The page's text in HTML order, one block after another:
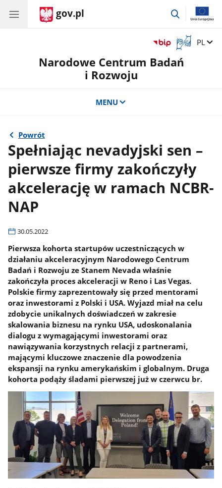
gov.pl
przejdź
Otwórz
okno
z
Zmień
PL
Narodowe Centrum Badań
i Rozwoju
MENU
Powrót
Spełniając nevadyjski sen –
pierwsze firmy zakończyły
akcelerację w ramach NCBR-
NAP
30.05.2022
Pierwsza kohorta startupów uczestniczących w
działaniu akceleracyjnym Narodowego Centrum
Badań i Rozwoju ze Stanem Nevada właśnie
zakończyła proces akceleracji w Reno i Las Vegas.
Polskie firmy zaprezentowały się przed mentorami
oraz inwestorami z Polski i USA. Wyjazd miał na celu
zdobycie unikalnych doświadczeń w zakresie
skalowania biznesu na rynku USA, udoskonalania
dialogu z wymagającymi inwestorami oraz
nawiązywania korzystnych relacji z partnerami,
mającymi kluczowe znaczenie dla powodzenia
ekspansji na rynku amerykańskim i globalnym. Druga
kohorta podąży śladami pierwszej już w czerwcu br.